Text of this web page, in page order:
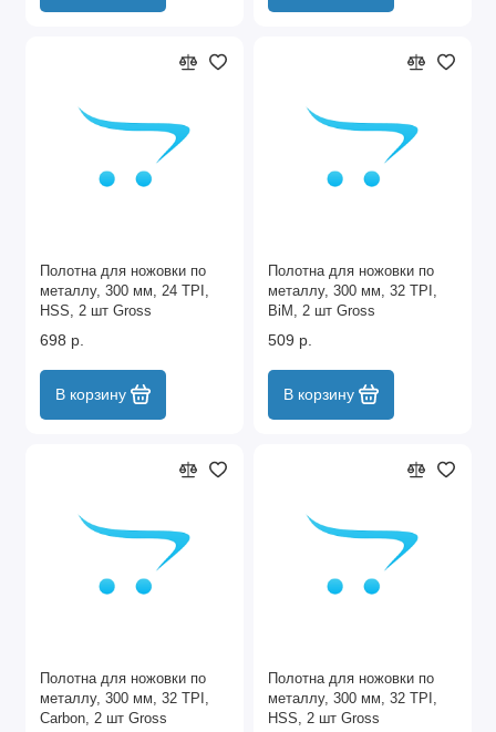
Полотна для ножовки по
металлу, 300 мм, 24 TPI,
HSS, 2 шт Gross
698 р.
В корзину
Полотна для ножовки по
металлу, 300 мм, 32 TPI,
BiM, 2 шт Gross
509 р.
В корзину
Полотна для ножовки по
металлу, 300 мм, 32 TPI,
Carbon, 2 шт Gross
Полотна для ножовки по
металлу, 300 мм, 32 TPI,
HSS, 2 шт Gross